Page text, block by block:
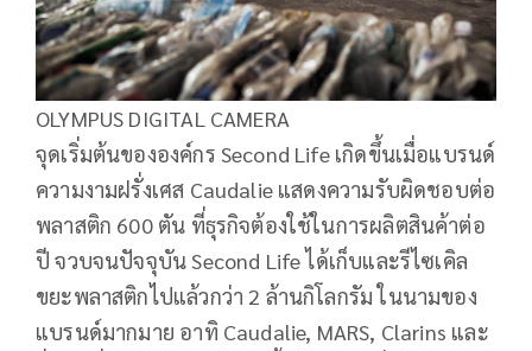
OLYMPUS DIGITAL CAMERA
จุดเริ่มต้นขององค์กร Second Life เกิดขึ้นเมื่อแบรนด์
ความงามฝรั่งเศส Caudalie แสดงความรับผิดชอบต่อ
พลาสติก 600 ตัน ที่ธุรกิจต้องใช้ในการผลิตสินค้าต่อ
ปี จวบจนปัจจุบัน Second Life ได้เก็บและรีไซเคิล
ขยะพลาสติกไปแล้วกว่า 2 ล้านกิโลกรัม ในนามของ
แบรนด์มากมาย อาทิ Caudalie, MARS, Clarins และ